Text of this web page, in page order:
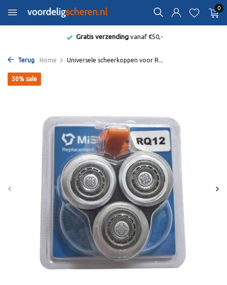
0
Gratis verzendingvanaf €50,-
Terug Home Universele scheerkoppen voor R...
50% sale